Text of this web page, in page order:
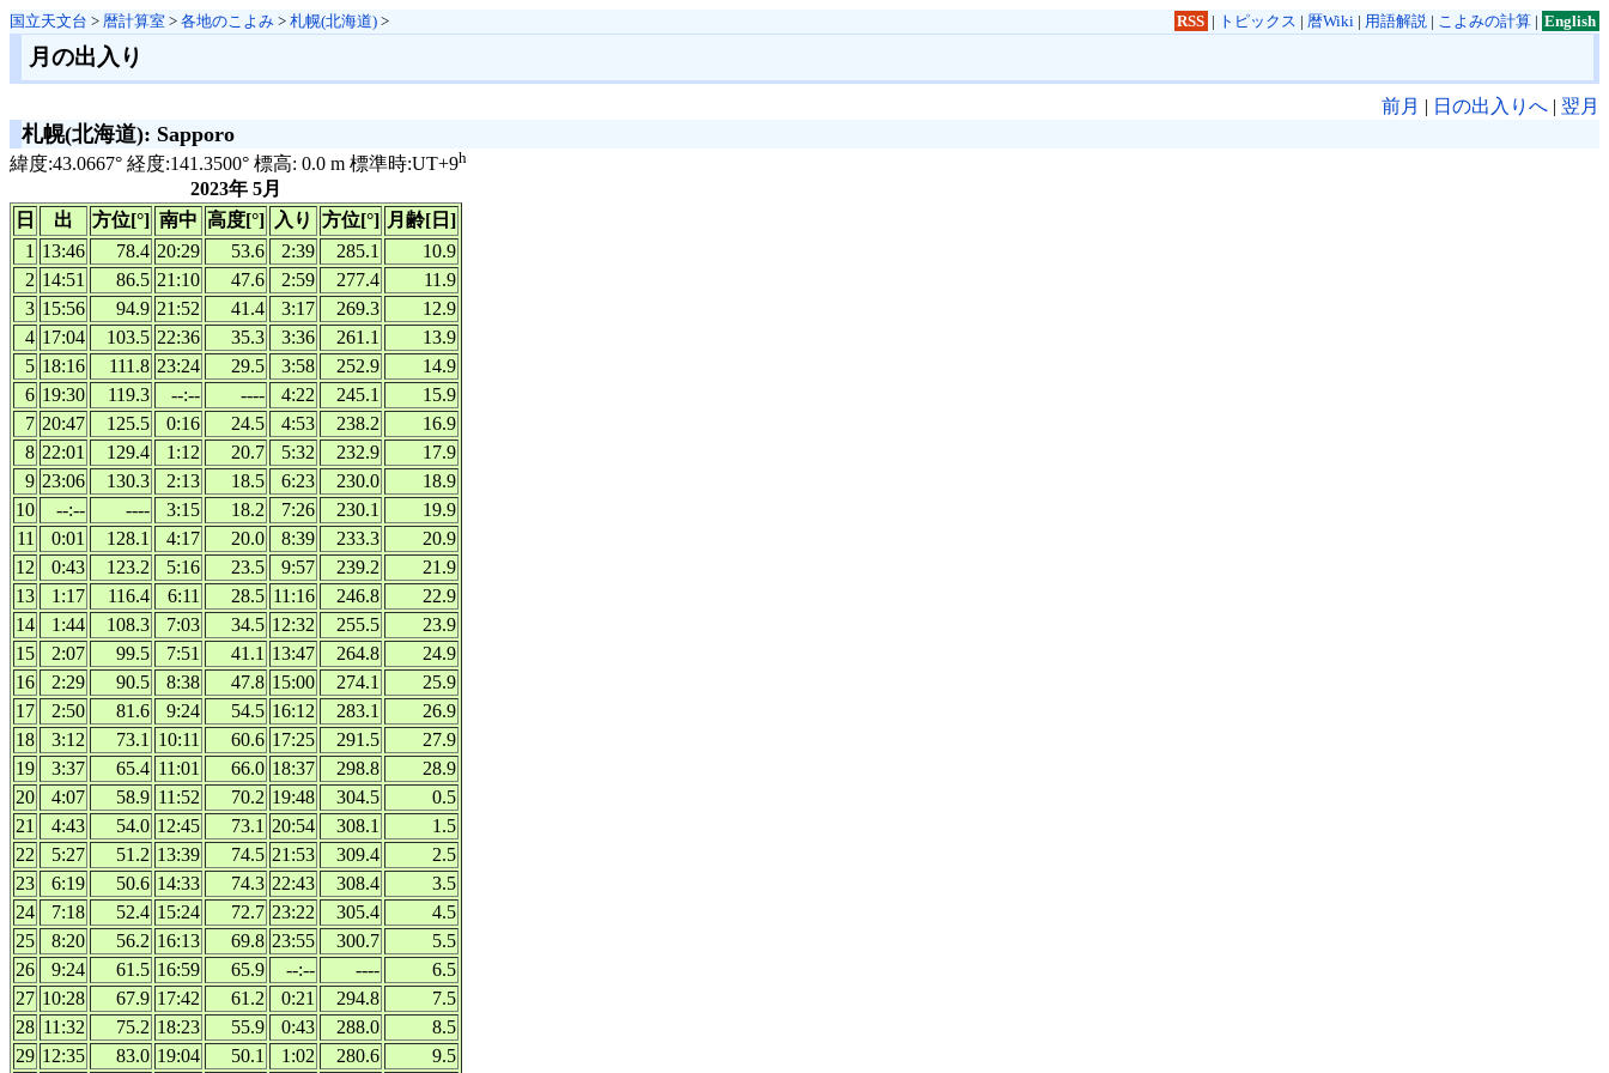
国立天文台 > 暦計算室 > 各地のこよみ > 札幌(北海道) > RSS | トピックス | 暦Wiki| 用語解説| こよみの計算| English
月の出入り
前月 | 日の出入りへ | 翌月
札幌(北海道): Sapporo
緯度:43.0667° 経度:141.3500° 標高: 0.0 m 標準時:UT+9h
2023年 5月
日
出 方位[°] 南中 高度[°] 入り 方位[°] 月齢[日]
1 13:46 78.4 20:29 53.6 2:39 285.1
10.9
2 14:51 86.5 21:10 47.6 2:59 277.4
11.9
3 15:56 94.9 21:52 41.4 3:17 269.3
12.9
4 17:04 103.5 22:36 35.3 3:36 261.1
13.9
5 18:16 111.8 23:24 29.5 3:58 252.9
14.9
6 19:30 119.3 --:-- ---- 4:22 245.1
15.9
7 20:47 125.5 0:16 24.5 4:53 238.2
16.9
8 22:01 129.4 1:12 20.7 5:32 232.9
17.9
9 23:06 130.3 2:13 18.5 6:23 230.0
18.9
10
--:-- ---- 3:15 18.2 7:26 230.1
19.9
11
0:01 128.1 4:17 20.0 8:39 233.3
20.9
12
0:43 123.2 5:16 23.5 9:57 239.2
21.9
13
1:17 116.4 6:11 28.5 11:16 246.8
22.9
14
1:44 108.3 7:03 34.5 12:32 255.5
23.9
15
2:07 99.5 7:51 41.1 13:47 264.8
24.9
16
2:29 90.5 8:38 47.8 15:00 274.1
25.9
17
2:50 81.6 9:24 54.5 16:12 283.1
26.9
18
3:12 73.1 10:11 60.6 17:25 291.5
27.9
19
3:37 65.4 11:01 66.0 18:37 298.8
28.9
20
4:07 58.9 11:52 70.2 19:48 304.5
0.5
21
4:43 54.0 12:45 73.1 20:54 308.1
1.5
22
5:27 51.2 13:39 74.5 21:53 309.4
2.5
23
6:19 50.6 14:33 74.3 22:43 308.4
3.5
24
7:18 52.4 15:24 72.7 23:22 305.4
4.5
25
8:20 56.2 16:13 69.8 23:55 300.7
5.5
26
9:24 61.5 16:59 65.9 --:-- ----
6.5
27 10:28 67.9 17:42 61.2 0:21 294.8
7.5
28 11:32 75.2 18:23 55.9 0:43 288.0
8.5
29 12:35 83.0 19:04 50.1 1:02 280.6 9.5